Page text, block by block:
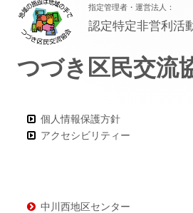
ッ
タ
ー・
ン
テ
指定管理者・運営法人：
認定特定非営利活
つづき区民交流
個人情報保護方針
アクセシビリティー
中川西地区センター